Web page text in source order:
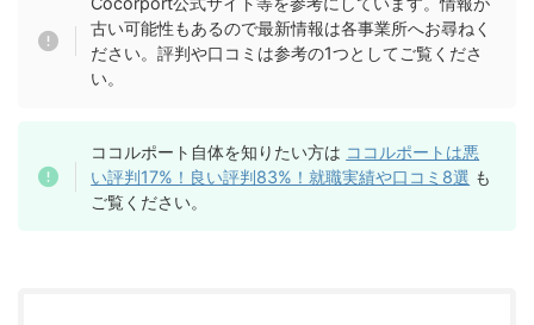
古い可能性もあるので最新情報は各事業所へお尋ねく
ださい。評判や口コミは参考の1つとしてご覧くださ
い。
ココルポート自体を知りたい方は ココルポートは悪
い評判17%！良い評判83%！就職実績や口コミ8選 も
ご覧ください。